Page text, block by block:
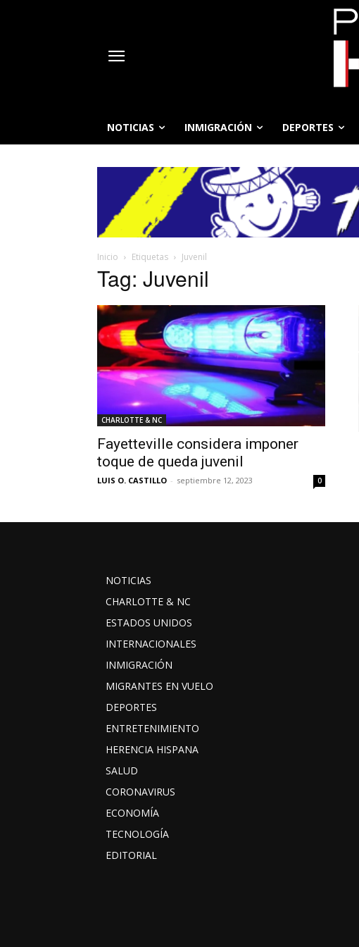
NOTICIAS INMIGRACIÓN DEPORTES
Inicio Etiquetas Juvenil
Tag: Juvenil
CHARLOTTE & NC
Fayetteville considera imponer
toque de queda juvenil
LUIS O. CASTILLO - septiembre 12, 2023 0
NOTICIAS
CHARLOTTE & NC
ESTADOS UNIDOS
INTERNACIONALES
INMIGRACIÓN
MIGRANTES EN VUELO
DEPORTES
ENTRETENIMIENTO
HERENCIA HISPANA
SALUD
CORONAVIRUS
ECONOMÍA
TECNOLOGÍA
EDITORIAL